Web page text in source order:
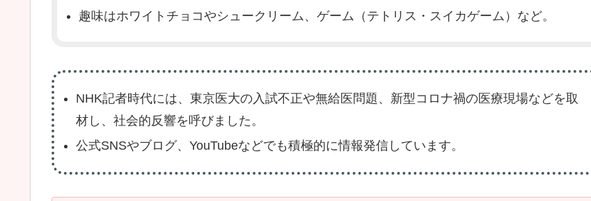
趣味はホワイトチョコやシュークリーム、ゲーム（テトリス・スイカゲーム）など。
NHK記者時代には、東京医大の入試不正や無給医問題、新型コロナ禍の医療現場などを取
材し、社会的反響を呼びました。
公式SNSやブログ、YouTubeなどでも積極的に情報発信しています。